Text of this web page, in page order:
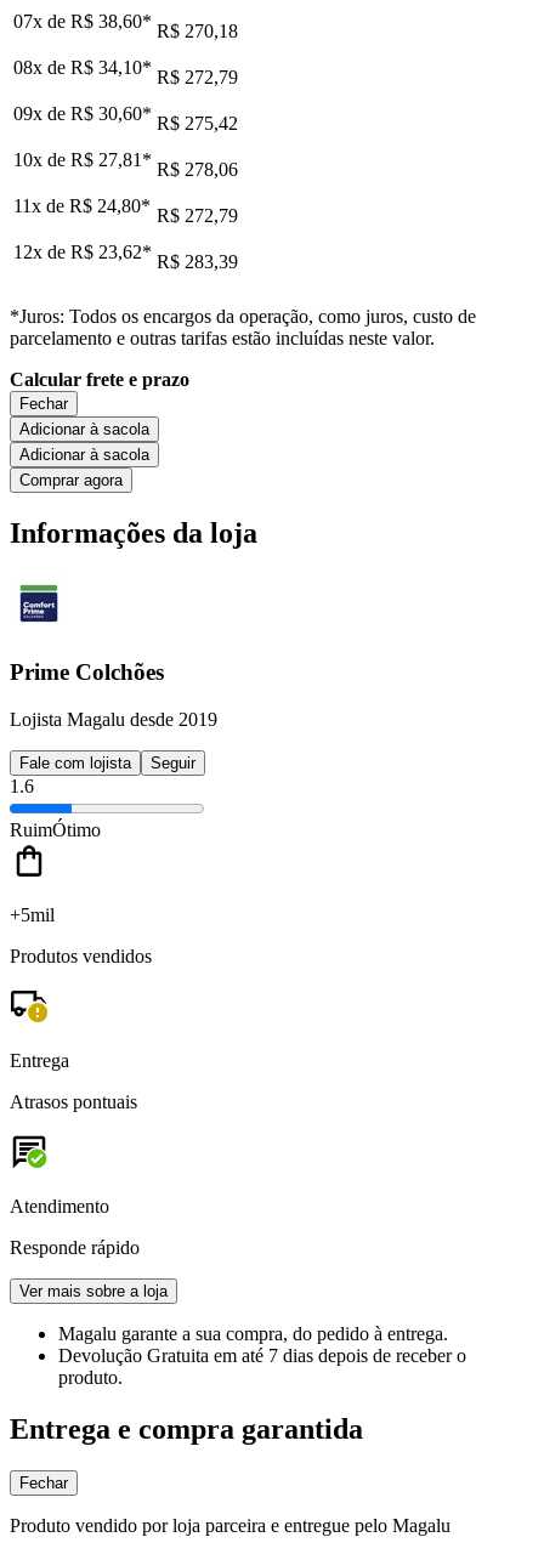
07x de R$ 38,60* R$ 270,18
08x de R$ 34,10* R$ 272,79
09x de R$ 30,60* R$ 275,42
10x de R$ 27,81 * R$ 278,06
11x de R$ 24,80* R$ 272,79
12x de R$ 23,62* R$ 283,39
*Juros: Todos os encargos da operação, como juros, custo de
parcelamento e outras tarifas estão incluídas neste valor.
Calcular frete e prazo
Fechar
Adicionar à sacola
Adicionar à sacola
Comprar agora
Informações da loja
Prime Colchões
Lojista Magalu desde 2019
Fale com lojista Seguir
1.6
RuimÓtimo
+5mil
Produtos vendidos
Entrega
Atrasos pontuais
Atendimento
Responde rápido
Ver mais sobre a loja
Magalu garante a sua compra, do pedido à entrega.
Devolução Gratuita em até 7 dias depois de receber o
produto.
Entrega e compra garantida
Fechar
Produto vendido por loja parceira e entregue pelo Magalu